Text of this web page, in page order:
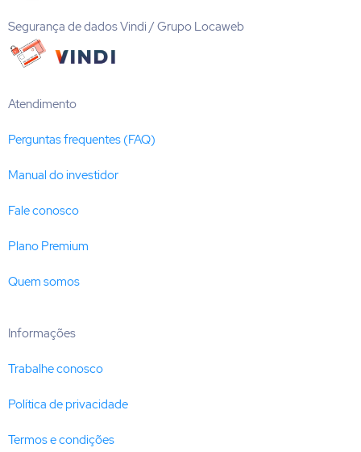
Segurança de dados Vindi / Grupo Locaweb
Atendimento
Perguntas frequentes (FAQ)
Manual do investidor
Fale conosco
Plano Premium
Quem somos
Informações
Trabalhe conosco
Política de privacidade
Termos e condições